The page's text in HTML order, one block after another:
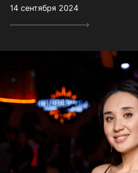
14 сентября 2024